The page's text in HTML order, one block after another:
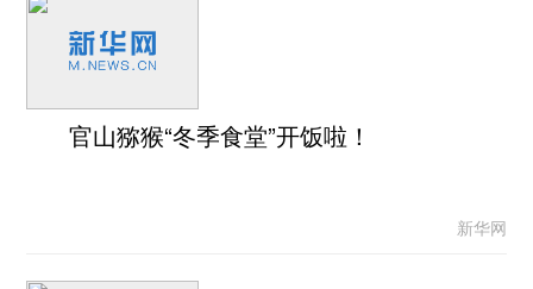
官山猕猴“冬季食堂”开饭啦！
新华网